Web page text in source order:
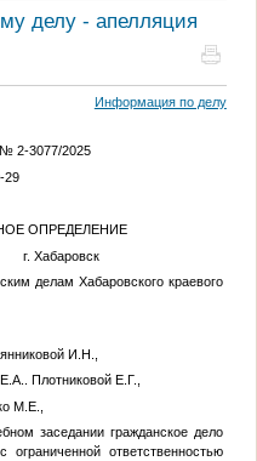
делу - апелляция
Информация по делу
№ 2-3077/2025
29
ОПРЕДЕЛЕНИЕ
делам Хабаровского краевого
И.Н.,
Е.Г.,
М.Е.,
заседании гражданское дело
ответственностью